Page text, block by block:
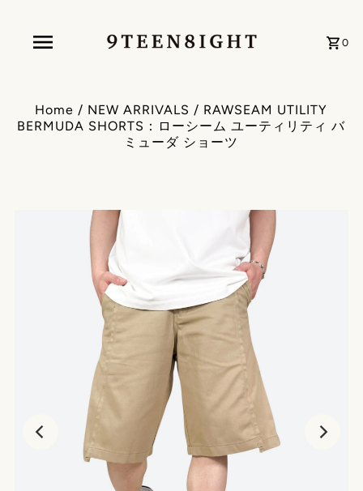
0
Home / NEW ARRIVALS / RAWSEAM UTILITY
BERMUDA SHORTS：ローシーム ユーティリティ バ
ミューダ ショーツ
再
生